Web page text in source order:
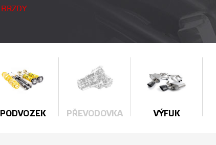
BRZDY
PODVOZEK PŘEVODOVKA VÝFUK